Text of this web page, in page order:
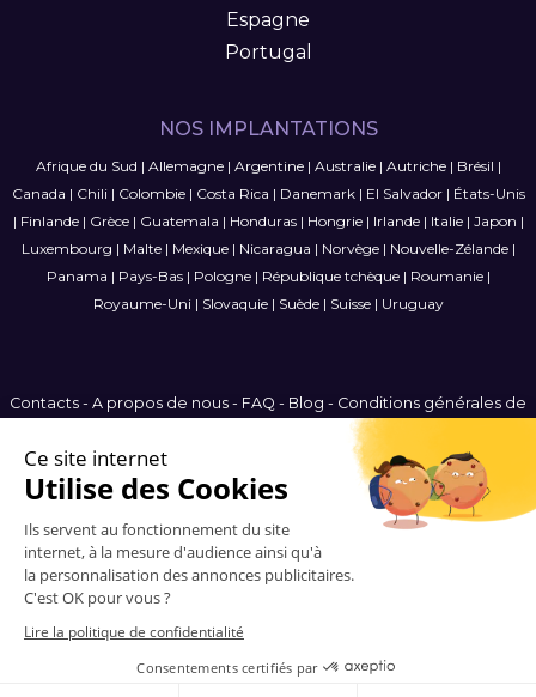
Espagne
Portugal
NOS IMPLANTATIONS
Afrique du Sud | Allemagne| Argentine| Australie| Autriche| Brésil |
Canada | Chili | Colombie| Costa Rica | Danemark| El Salvador| États-Unis
| Finlande| Grèce| Guatemala | Honduras| Hongrie| Irlande| Italie| Japon |
Luxembourg | Malte| Mexique| Nicaragua | Norvège| Nouvelle-Zélande|
Panama | Pays-Bas| Pologne| République tchèque| Roumanie|
Royaume-Uni | Slovaquie| Suède| Suisse| Uruguay
Contacts - A propos de nous - FAQ - Blog - Conditions générales de
Politique de confidentialité-Plan du site